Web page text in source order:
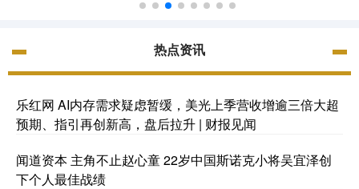
热点资讯
乐红网 AI内存需求疑虑暂缓，美光上季营收增逾三倍大超
预期、指引再创新高，盘后拉升 | 财报见闻
闻道资本 主角不止赵心童 22岁中国斯诺克小将吴宜泽创
下个人最佳战绩